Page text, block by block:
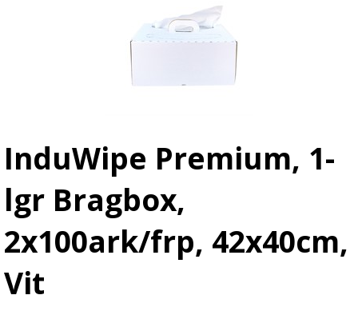
InduWipe Premium, 1-
lgr Bragbox,
2x100ark/frp, 42x40cm,
Vit